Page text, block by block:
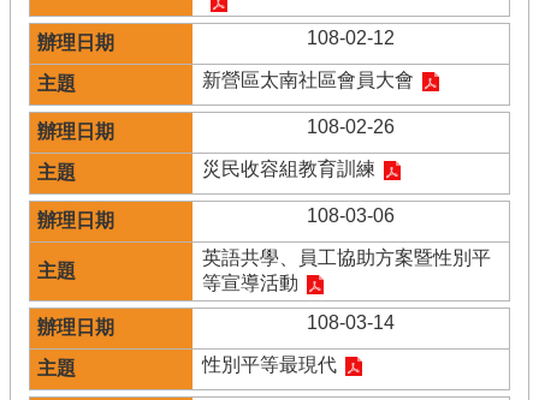
108-02-12
新營區太南社區會員大會
108-02-26
災民收容組教育訓練
108-03-06
英語共學、員工協助方案暨性別平
等宣導活動
108-03-14
性別平等最現代